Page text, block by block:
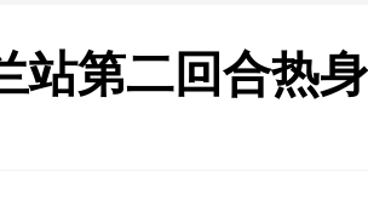
站第二回合热